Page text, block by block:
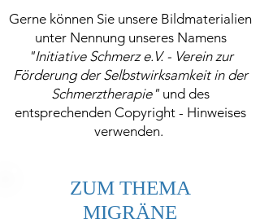
Gerne können Sie unsere Bildmaterialien
unter Nennung unseres Namens
"Initiative Schmerz e.V. - Verein zur
Förderung der Selbstwirksamkeit in der
Schmerztherapie" und des
entsprechenden Copyright - Hinweises
verwenden.
ZUM THEMA
MIGRÄNE